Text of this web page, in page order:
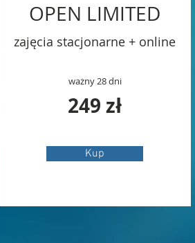
OPEN LIMITED
zajęcia stacjonarne + online
ważny 28 dni
249 zł
Kup